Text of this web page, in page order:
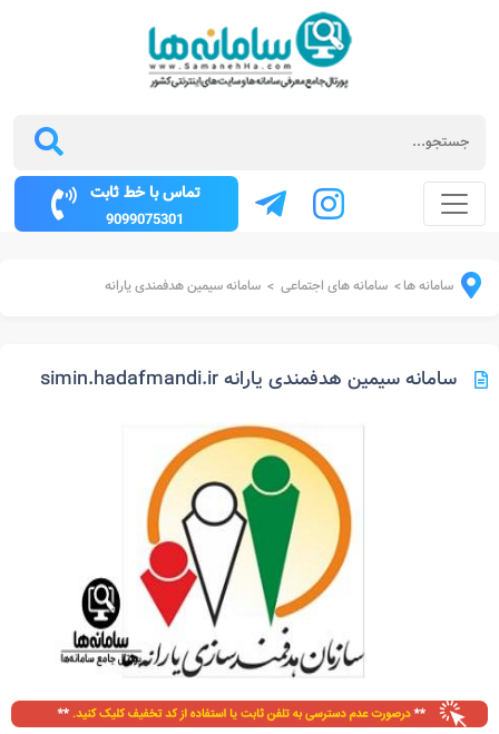
تماس با خط ثابت
9099075301
سامانه ها> سامانه های اجتماعی > سامانه سیمین هدفمندی یارانه
سامانه سیمین هدفمندی یارانه simin.hadafmandi.ir